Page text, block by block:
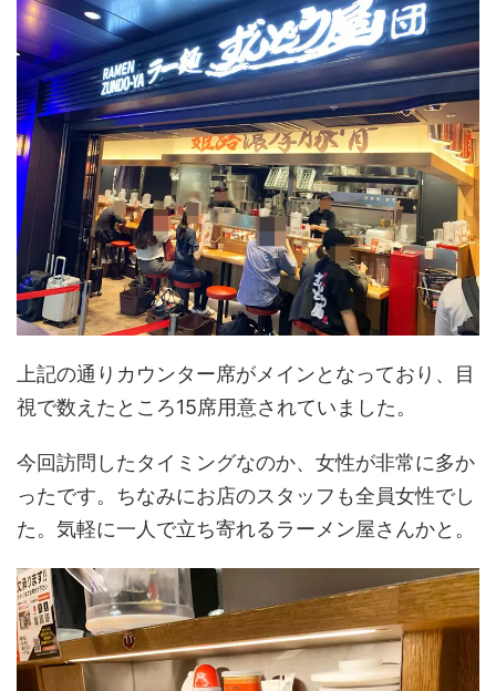
上記の通りカウンター席がメインとなっており、目
視で数えたところ15席用意されていました。
今回訪問したタイミングなのか、女性が非常に多か
ったです。ちなみにお店のスタッフも全員女性でし
た。気軽に一人で立ち寄れるラーメン屋さんかと。